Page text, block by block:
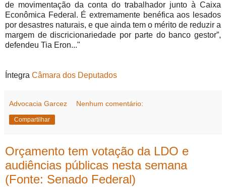
de movimentação da conta do trabalhador junto à Caixa
Econômica Federal. É extremamente benéfica aos lesados
por desastres naturais, e que ainda tem o mérito de reduzir a
margem de discricionariedade por parte do banco gestor”,
defendeu Tia Eron..."
Íntegra Câmara dos Deputados
Advocacia Garcez Nenhum comentário:
Compartilhar
Orçamento tem votação da LDO e
audiências públicas nesta semana
(Fonte: Senado Federal)